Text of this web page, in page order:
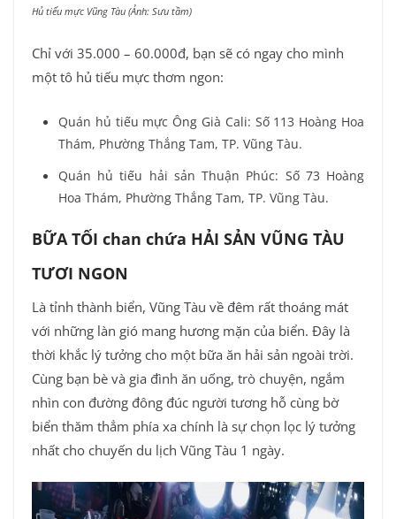
Hủ tiếu mực Vũng Tàu (Ảnh: Sưu tầm)
Chỉ với 35.000 – 60.000đ, bạn sẽ có ngay cho mình
một tô hủ tiếu mực thơm ngon:
Quán hủ tiếu mực Ông Già Cali: Số 113 Hoàng Hoa
Thám, Phường Thắng Tam, TP. Vũng Tàu.
Quán hủ tiếu hải sản Thuận Phúc: Số 73 Hoàng
Hoa Thám, Phường Thắng Tam, TP. Vũng Tàu.
BỮA TỐI chan chứa HẢI SẢN VŨNG TÀU
TƯƠI NGON
Là tỉnh thành biển, Vũng Tàu về đêm rất thoáng mát
với những làn gió mang hương mặn của biển. Đây là
thời khắc lý tưởng cho một bữa ăn hải sản ngoài trời.
Cùng bạn bè và gia đình ăn uống, trò chuyện, ngắm
nhìn con đường đông đúc người tương hỗ cùng bờ
biển thăm thẳm phía xa chính là sự chọn lọc lý tưởng
nhất cho chuyến du lịch Vũng Tàu 1 ngày.